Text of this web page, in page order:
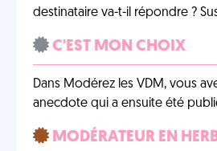
destinataire va-t-il répondre ?
C'EST MON CHOIX
Dans Modérez les VDM, vous
anecdote qui a ensuite été
MODÉRATEUR EN